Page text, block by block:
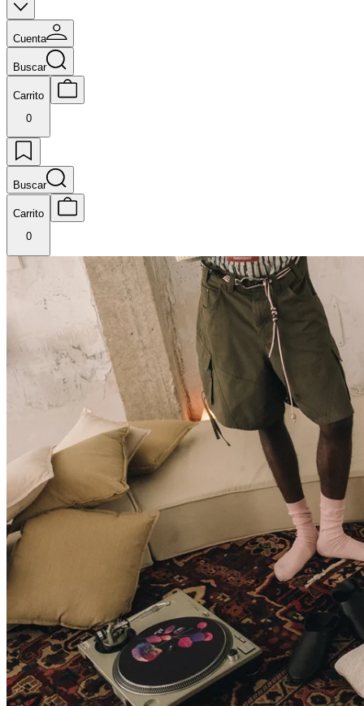
Cuenta
Buscar
Carrito
0
Buscar
Carrito
0